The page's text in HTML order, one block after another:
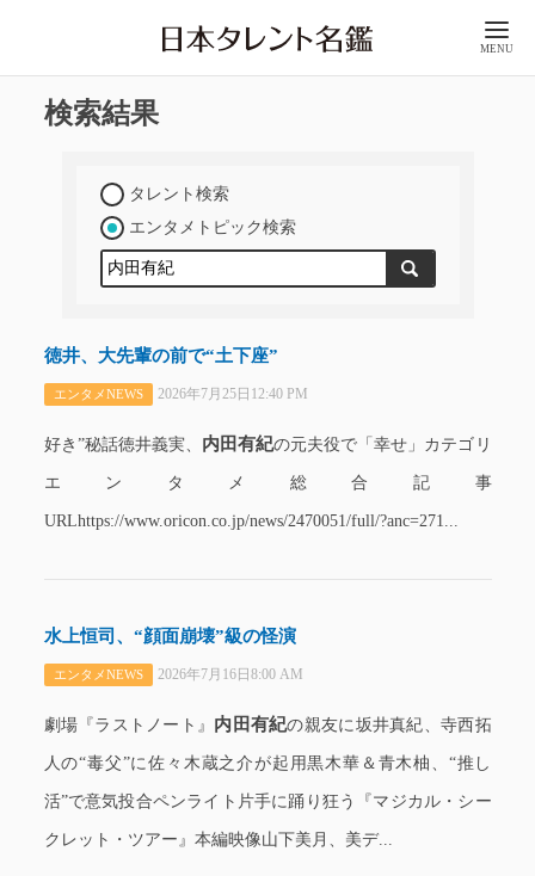
MENU
検索結果
タレント検索
エンタメトピック検索
徳井、大先輩の前で“土下座”
エンタメNEWS 2026年7月25日12:40 PM
好き”秘話徳井義実、 内田有紀の元夫役で「幸せ」カテゴリ
エンタメ総合記事
URLhttps://www.oricon.co.jp/news/2470051/full/?anc=271...
水上恒司、“顔面崩壊”級の怪演
エンタメNEWS 2026年7月16日8:00 AM
劇場『ラストノート』 内田有紀の親友に坂井真紀、寺西拓
人の“毒父”に佐々木蔵之介が起用黒木華＆青木柚、“推し
活”で意気投合ペンライト片手に踊り狂う『マジカル・シー
クレット・ツアー』本編映像山下美月、美デ...